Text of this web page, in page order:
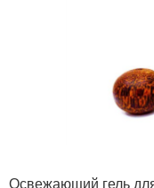
Освежающий гель